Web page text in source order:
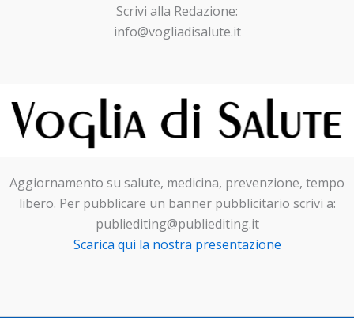
Scrivi alla Redazione:
info@vogliadisalute.it
Aggiornamento su salute, medicina, prevenzione, tempo
libero. Per pubblicare un banner pubblicitario scrivi a:
publiediting@publiediting.it
Scarica qui la nostra presentazione